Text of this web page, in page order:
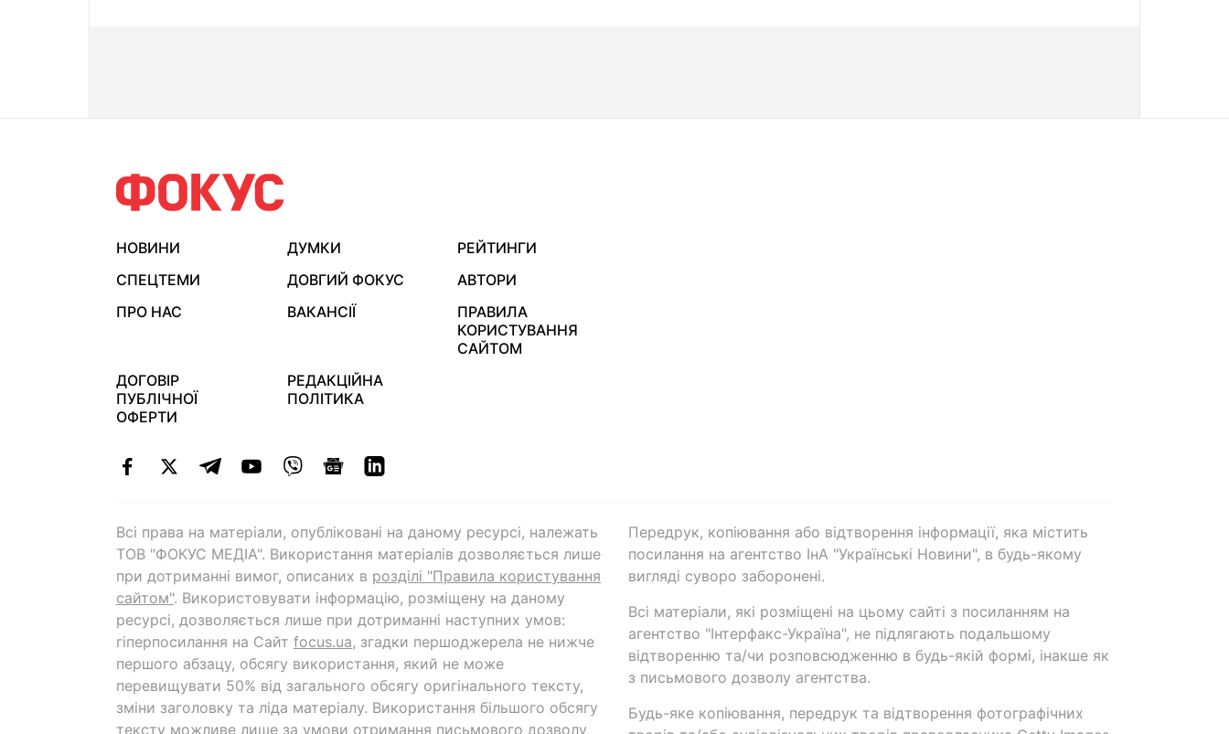
НОВИНИ ДУМКИ
РЕЙТИНГИ
СПЕЦТЕМИ
ДОВГИЙ ФОКУС
АВТОРИ
ПРО НАС
ВАКАНСІЇ
ПРАВИЛА
КОРИСТУВАННЯ
САЙТОМ
ДОГОВІР
ПУБЛІЧНОЇ
ОФЕРТИ
РЕДАКЦІЙНА
ПОЛІТИКА
Всі права на матеріали, опубліковані на даному ресурсі, належать
ТОВ "ФОКУС МЕДІА". Використання матеріалів дозволяється лише
при дотриманні вимог, описаних в розділі "Правила користування
сайтом". Використовувати інформацію, розміщену на даному
ресурсі, дозволяється лише при дотриманні наступних умов:
гіперпосилання на Cайт focus.ua, згадки першоджерела не нижче
першого абзацу, обсягу використання, який не може
перевищувати 50% від загального обсягу оригінального тексту,
зміни заголовку та ліда матеріалу. Використання більшого обсягу
тексту можливе лише за умови отримання письмового дозволу
Передрук, копіювання або відтворення інформації, яка містить
посилання на агентство ІнА "Українські Новини", в будь-якому
вигляді суворо заборонені.
Всі матеріали, які розміщені на цьому сайті з посиланням на
агентство "Інтерфакс-Україна", не підлягають подальшому
відтворенню та/чи розповсюдженню в будь-якій формі, інакше як
з письмового дозволу агентства.
Будь-яке копіювання, передрук та відтворення фотографічних